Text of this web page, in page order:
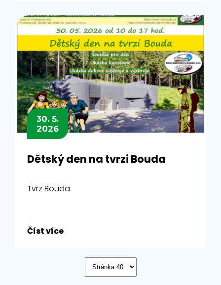
30. 5.
2026
Dětský den na tvrzi Bouda
Tvrz Bouda
Číst více